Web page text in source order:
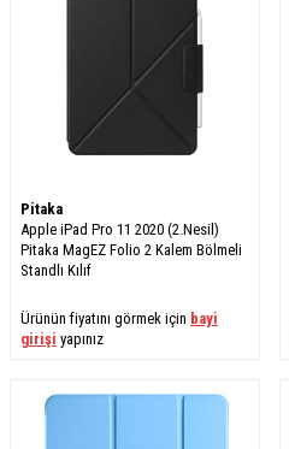
Pitaka
Apple iPad Pro 11 2020 (2.Nesil)
Pitaka MagEZ Folio 2 Kalem Bölmeli
Standlı Kılıf
Ürünün fiyatını görmek için bayi
girişi yapınız